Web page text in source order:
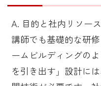
A. 目的と社内リソー
講師でも基礎的な研
ームビルディングの
を引き出す」設計に